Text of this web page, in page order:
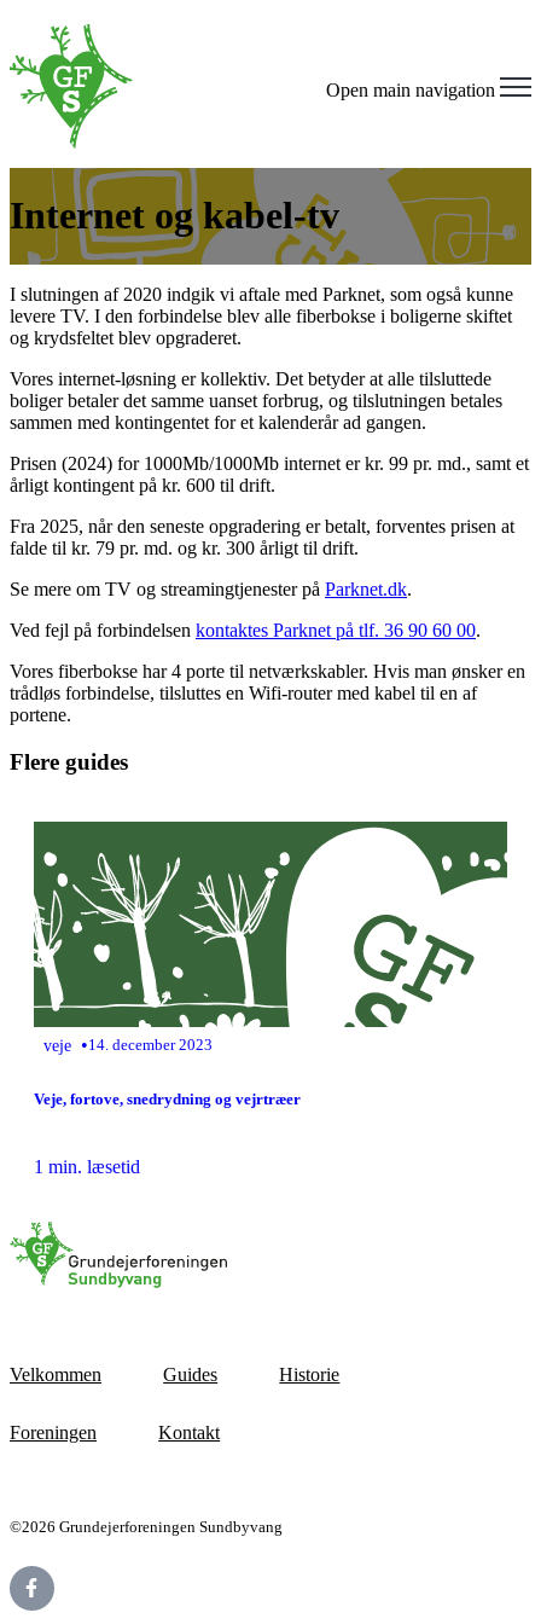
Open main navigation
Internet og kabel-tv
I slutningen af 2020 indgik vi aftale med Parknet, som også kunne
levere TV. I den forbindelse blev alle fiberbokse i boligerne skiftet
og krydsfeltet blev opgraderet.
Vores internet-løsning er kollektiv. Det betyder at alle tilsluttede
boliger betaler det samme uanset forbrug, og tilslutningen betales
sammen med kontingentet for et kalenderår ad gangen.
Prisen (2024) for 1000Mb/1000Mb internet er kr. 99 pr. md., samt et
årligt kontingent på kr. 600 til drift.
Fra 2025, når den seneste opgradering er betalt, forventes prisen at
falde til kr. 79 pr. md. og kr. 300 årligt til drift.
Se mere om TV og streamingtjenester på Parknet.dk.
Ved fejl på forbindelsen kontaktes Parknet på tlf. 36 90 60 00.
Vores fiberbokse har 4 porte til netværkskabler. Hvis man ønsker en
trådløs forbindelse, tilsluttes en Wifi-router med kabel til en af
portene.
Flere guides
veje •14. december 2023
Veje, fortove, snedrydning og vejrtræer
1 min. læsetid
Velkommen Guides Historie
Foreningen Kontakt
©2026 Grundejerforeningen Sundbyvang